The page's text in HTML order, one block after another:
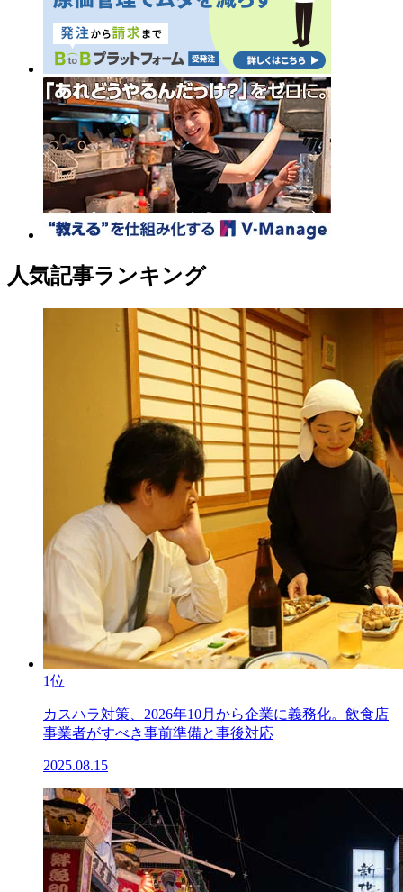
人気記事ランキング
1位
カスハラ対策、2026年10月から企業に義務化。飲食店
事業者がすべき事前準備と事後対応
2025.08.15